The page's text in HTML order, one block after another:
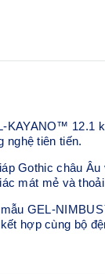
12.1
nghệ tiên tiến.
Gothic châu
mát mẻ và
GEL-
hợp cùng bộ